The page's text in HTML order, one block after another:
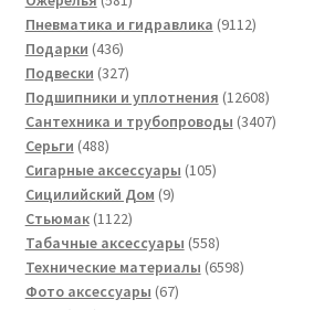
товар
Пневматика и гидравлика 91129112
Подарки 436436
товаров
Подвески 327327
товаров
Подшипники и уплотнения 1260812608
товаров
Сантехника и трубопроводы 34073407
Серьги 488488
товаров
Сигарные аксессуары 105105
Сицилийский Дом 99
Стьюмак 11221122
товара
Табачные аксессуары 558558
товаров
Технические материалы 65986598
Фото аксессуары 6767